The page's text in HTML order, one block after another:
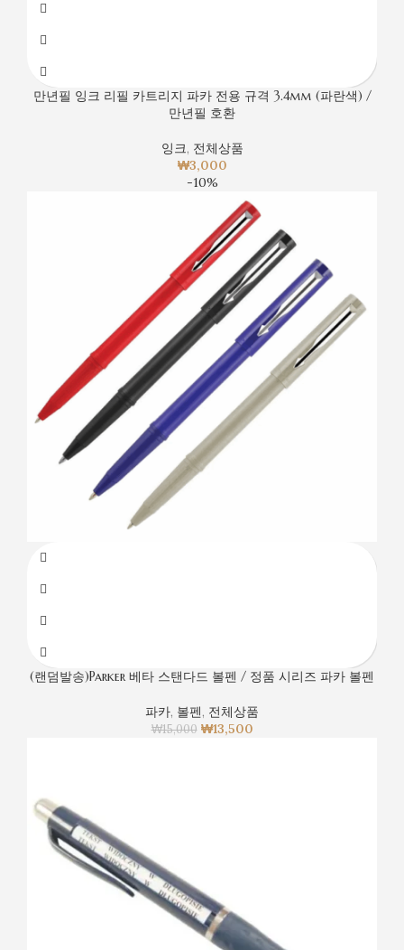
만년필 잉크 리필 카트리지 파카 전용 규격 3.4mm (파란색) /
만년필 호환
잉크, 전체상품
₩3,000
-10%
(랜덤발송)Parker 베타 스탠다드 볼펜 / 정품 시리즈 파카 볼펜
파카, 볼펜, 전체상품
₩15,000 ₩13,500